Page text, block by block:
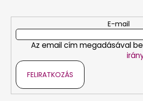
E-mail
Az email cím megadásával
FELIRATKOZÁS